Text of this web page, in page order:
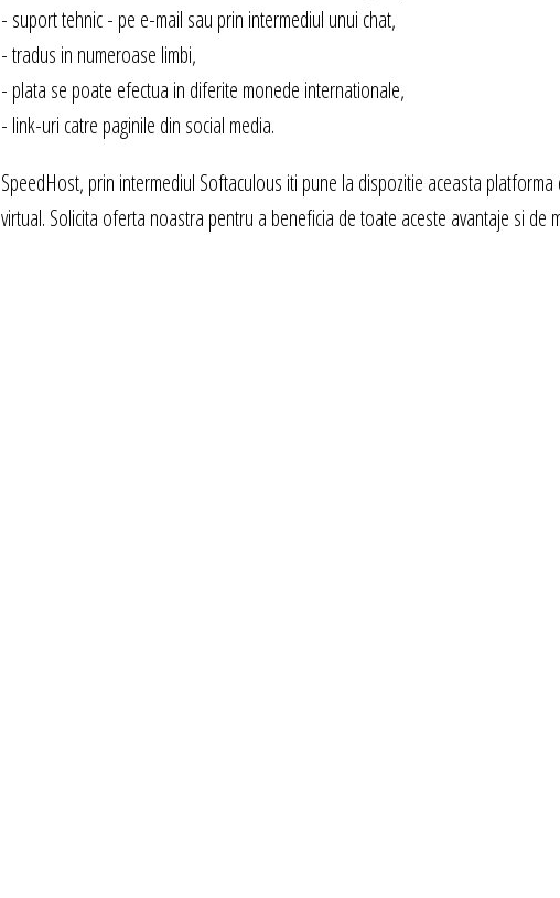
- suport tehnic - pe e-mail sau prin intermediul unui chat,
- tradus in numeroase limbi,
- plata se poate efectua in diferite monede internationale,
- link-uri catre paginile din social media.
SpeedHost, prin intermediul Softaculous iti pune la dispozitie aceasta platforma
virtual. Solicita oferta noastra pentru a beneficia de toate aceste avantaje si de